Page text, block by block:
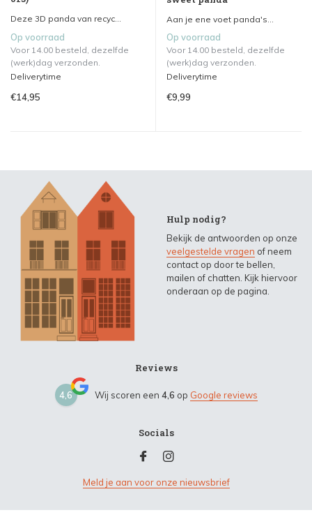
Deze 3D panda van recyc...
Op voorraad
Voor 14.00 besteld, dezelfde
(werk)dag verzonden.
Deliverytime
€14,95
Aan je ene voet panda's...
Op voorraad
Voor 14.00 besteld, dezelfde
(werk)dag verzonden.
Deliverytime
€9,99
Hulp nodig?
Bekijk de antwoorden op onze
veelgestelde vragen of neem
contact op door te bellen,
mailen of chatten. Kijk hiervoor
onderaan op de pagina.
Reviews
4,6 Wij scoren een 4,6 op Google reviews
Socials
Meld je aan voor onze nieuwsbrief